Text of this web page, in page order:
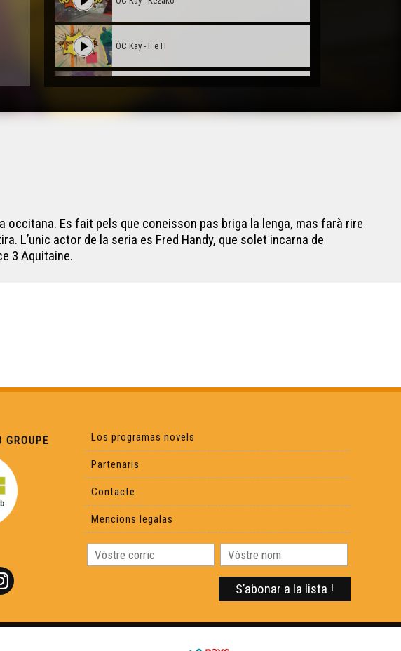
ÒC Kay - F e H
ÒC Kay - Lo numeric
ÒC Kay - Los diminutius
Es fait pels que coneisson pas briga la lenga, mas farà rire
L’unic actor de la seria es Fred Handy, que solet incarna de
3 Aquitaine.
Los programas novels
Partenaris
Contacte
Mencions legalas